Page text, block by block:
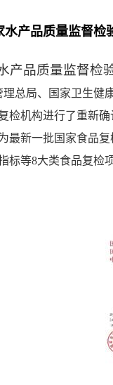
水产品质量监督检
产品质量监督检
总局、国家卫生健
检机构进行了重新
最新一批国家食品
标等8大类食品复